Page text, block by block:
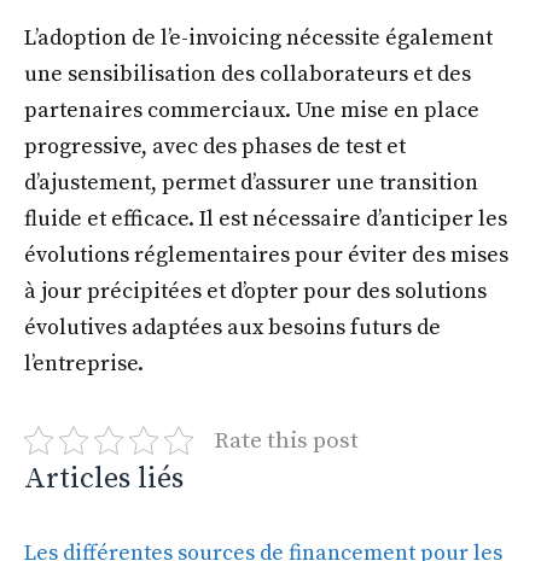
L’adoption de l’e-invoicing nécessite également
une sensibilisation des collaborateurs et des
partenaires commerciaux. Une mise en place
progressive, avec des phases de test et
d’ajustement, permet d’assurer une transition
fluide et efficace. Il est nécessaire d’anticiper les
évolutions réglementaires pour éviter des mises
à jour précipitées et d’opter pour des solutions
évolutives adaptées aux besoins futurs de
l’entreprise.
Rate this post
Articles liés
Les différentes sources de financement pour les